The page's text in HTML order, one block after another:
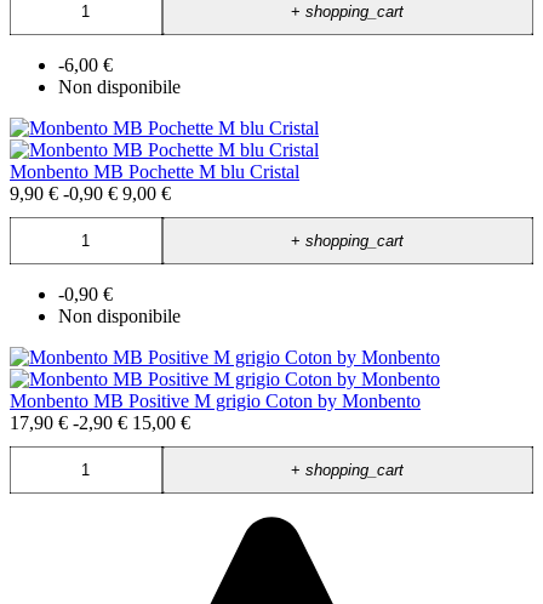
+shopping_cart
-6,00 €
Non disponibile
Monbento MB Pochette M blu Cristal
9,90 € -0,90 € 9,00 €
+shopping_cart
-0,90 €
Non disponibile
Monbento MB Positive M grigio Coton by Monbento
17,90 € -2,90 € 15,00 €
+shopping_cart